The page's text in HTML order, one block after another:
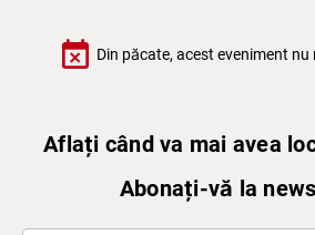
event_busy Din păcate, acest eveniment nu
Aflați când va mai avea
Abonați-vă la